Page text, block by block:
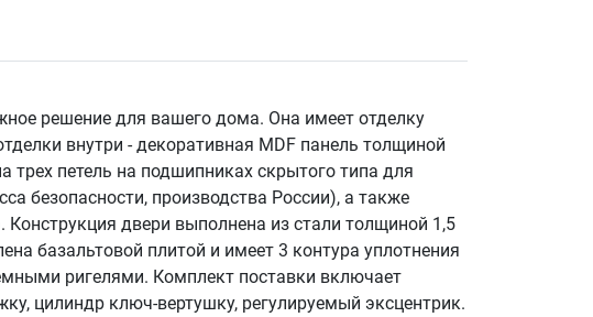
решение для вашего дома. Она имеет отделку
внутри - декоративная MDF панель толщиной
петель на подшипниках скрытого типа для
безопасности, производства России), а также
двери выполнена из стали толщиной 1,5
базальтовой плитой и имеет 3 контура уплотнения
ригелями. Комплект поставки включает
цилиндр ключ-вертушку, регулируемый эксцентрик.